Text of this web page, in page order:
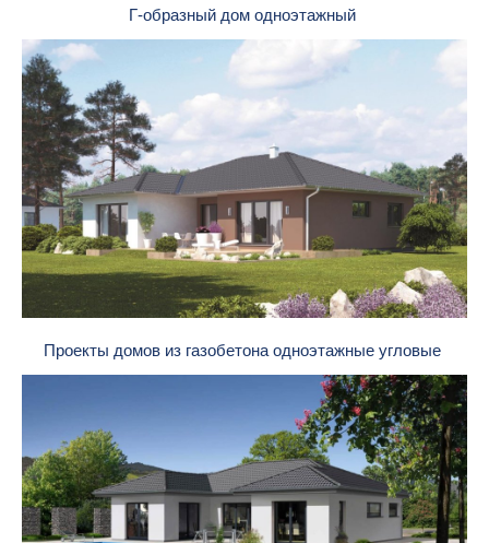
Г-образный дом одноэтажный
Проекты домов из газобетона одноэтажные угловые